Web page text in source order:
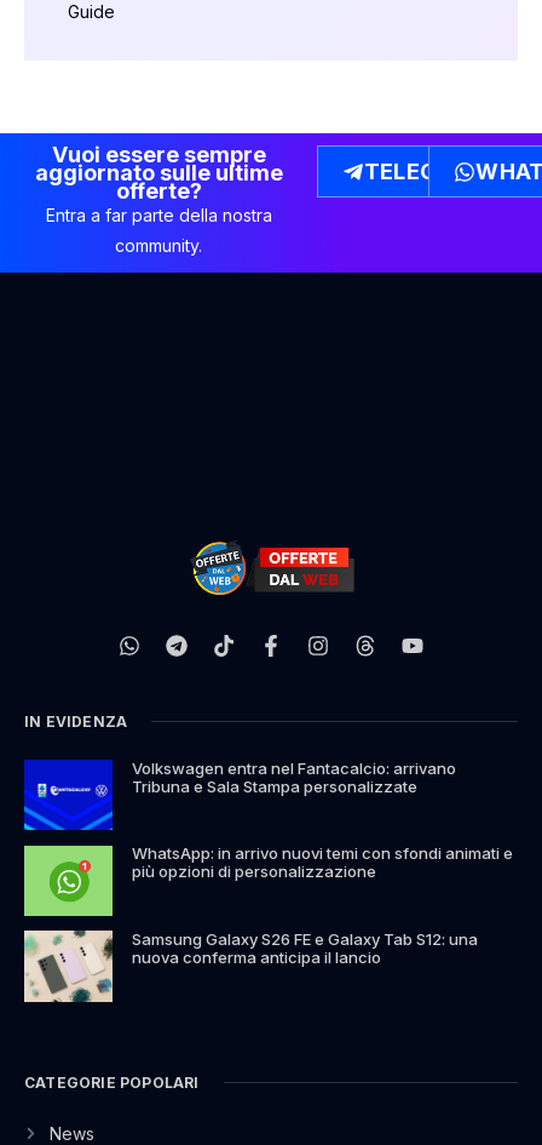
Guide
Vuoi essere sempre
aggiornato sulle ultime
offerte?
Entra a far parte della nostra
community.
TELEGRAM
IN EVIDENZA
Volkswagen entra nel Fantacalcio: arrivano
Tribuna e Sala Stampa personalizzate
WhatsApp: in arrivo nuovi temi con sfondi animati e
più opzioni di personalizzazione
Samsung Galaxy S26 FE e Galaxy Tab S12: una
nuova conferma anticipa il lancio
CATEGORIE POPOLARI
News